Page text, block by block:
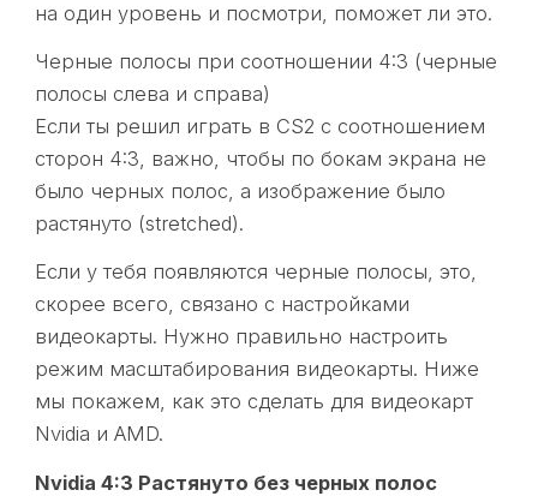
на один уровень и посмотри, поможет ли это.
Черные полосы при соотношении 4:3 (черные
полосы слева и справа)
Если ты решил играть в CS2 с соотношением
сторон 4:3, важно, чтобы по бокам экрана не
было черных полос, а изображение было
растянуто (stretched).
Если у тебя появляются черные полосы, это,
скорее всего, связано с настройками
видеокарты. Нужно правильно настроить
режим масштабирования видеокарты. Ниже
мы покажем, как это сделать для видеокарт
Nvidia и AMD.
Nvidia 4:3 Растянуто без черных полос